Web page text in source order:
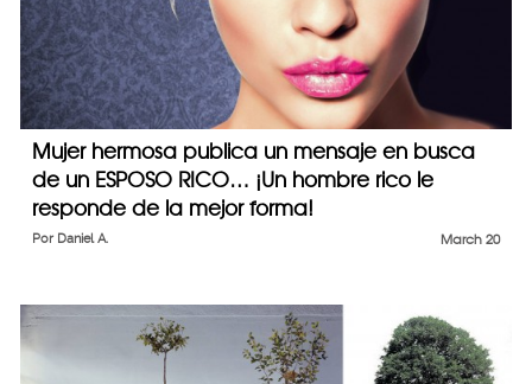
Mujer hermosa publica un mensaje en busca
de un ESPOSO RICO… ¡Un hombre rico le
responde de la mejor forma!
March 20
Por Daniel A.